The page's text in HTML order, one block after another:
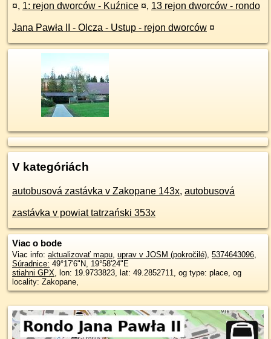
¤, 1: rejon dworców - Kuźnice ¤, 13 rejon dworców - rondo
Jana Pawła II - Olcza - Ustup - rejon dworców ¤
V kategóriách
autobusová zastávka v Zakopane 143x, autobusová
zastávka v powiat tatrzański 353x
Viac o bode
Viac info: aktualizovať mapu, uprav v JOSM (pokročilé), 5374643096,
Súradnice: 49°17'6"N, 19°58'24"E
stiahni GPX, lon: 19.9733823, lat: 49.2852711, og type: place, og
locality: Zakopane,